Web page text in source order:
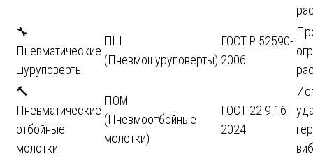
🔧
Пневматические
шуруповерты
ПШ
(Пневмошуруповерты)
ГОСТ Р 52590-
2006
🔨
Пневматические
отбойные
молотки
ПОМ
(Пневмоотбойные
молотки)
ГОСТ 22.9.16-
2024